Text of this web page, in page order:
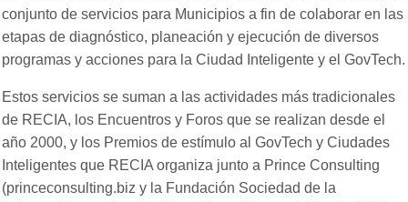
conjunto de servicios para Municipios a fin de colaborar en las
etapas de diagnóstico, planeación y ejecución de diversos
programas y acciones para la Ciudad Inteligente y el GovTech.
Estos servicios se suman a las actividades más tradicionales
de RECIA, los Encuentros y Foros que se realizan desde el
año 2000, y los Premios de estímulo al GovTech y Ciudades
Inteligentes que RECIA organiza junto a Prince Consulting
(princeconsulting.biz y la Fundación Sociedad de la